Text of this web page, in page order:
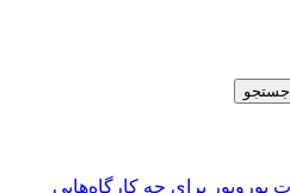
جستجو
برای چه کارگاه‌هایی